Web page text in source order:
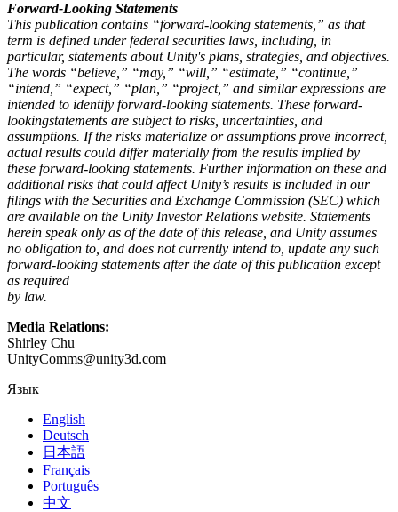
Forward-Looking Statements
This publication contains “forward-looking statements,” as that
term is defined under federal securities laws, including, in
particular, statements about Unity's plans, strategies, and objectives.
The words “believe,” “may,” “will,” “estimate,” “continue,”
“intend,” “expect,” “plan,” “project,” and similar expressions are
intended to identify forward-looking statements. These forward-
lookingstatements are subject to risks, uncertainties, and
assumptions. If the risks materialize or assumptions prove incorrect,
actual results could differ materially from the results implied by
these forward-looking statements. Further information on these and
additional risks that could affect Unity’s results is included in our
filings with the Securities and Exchange Commission (SEC) which
are available on the Unity Investor Relations website. Statements
herein speak only as of the date of this release, and Unity assumes
no obligation to, and does not currently intend to, update any such
forward-looking statements after the date of this publication except
as required
by law.
Media Relations:
Shirley Chu
UnityComms@unity3d.com
Язык
English
Deutsch
日本語
Français
Português
中文